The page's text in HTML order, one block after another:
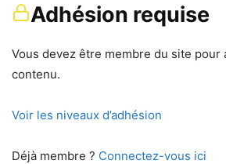
Adhésion requise
Vous devez être membre du site pour
contenu.
Voir les niveaux d’adhésion
Déjà membre ? Connectez-vous ici